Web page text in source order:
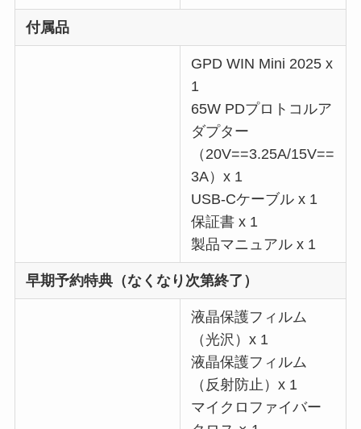
付属品
GPD WIN Mini 2025 x
1
65W PDプロトコルア
ダプター
（20V==3.25A/15V==
3A）x 1
USB-Cケーブル x 1
保証書 x 1
製品マニュアル x 1
早期予約特典（なくなり次第終了）
液晶保護フィルム
（光沢）x 1
液晶保護フィルム
（反射防止）x 1
マイクロファイバー